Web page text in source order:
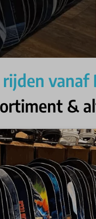
vanaf
&